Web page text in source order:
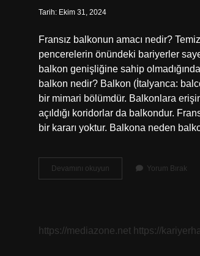
Tarih: Ekim 31, 2024
Fransız balkonun amacı nedir?
pencerelerin önündeki bariyerler
balkon genişliğine sahip
balkon nedir? Balkon (İtalyanca:
bir mimari bölümdür. Balkonlara
açıldığı koridorlar da balkondur.
bir kararı yoktur. Balkona neden
Devamını okuyun
Fransız
Yorum Bırak
https://mediazone.net https://